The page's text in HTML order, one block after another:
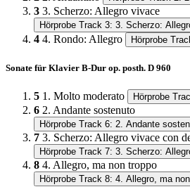
3 3. Scherzo: Allegro vivace
Hörprobe Track 3: 3. Scherzo:
4 4. Rondo: Allegro Hörprobe
Sonate für Klavier B-Dur op. posth. D 960
5 1. Molto moderato Hörprobe
6 2. Andante sostenuto
Hörprobe Track 6: 2. Andante
7 3. Scherzo: Allegro vivace con
Hörprobe Track 7: 3. Scherzo:
8 4. Allegro, ma non troppo
Hörprobe Track 8: 4. Allegro, ma